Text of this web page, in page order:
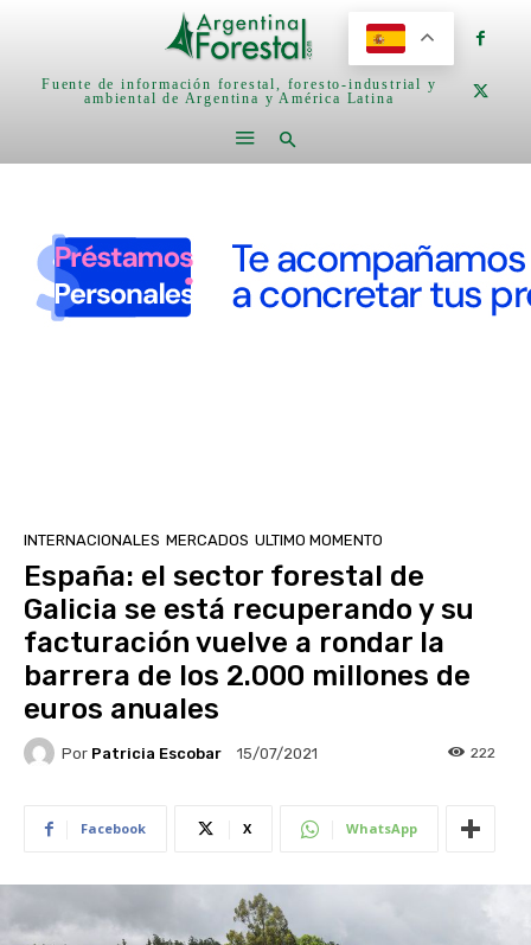
Fuente de información forestal, foresto-industrial y
ambiental de Argentina y América Latina
INTERNACIONALES MERCADOS ULTIMO MOMENTO
España: el sector forestal de
Galicia se está recuperando y su
facturación vuelve a rondar la
barrera de los 2.000 millones de
euros anuales
Por Patricia Escobar 15/07/2021 222
Facebook X WhatsApp